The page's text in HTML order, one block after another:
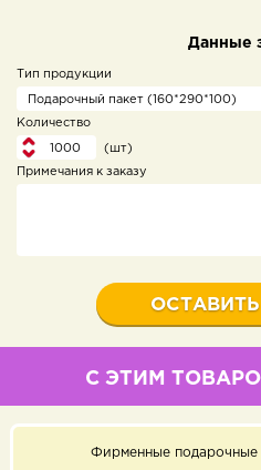
Данные
Тип продукции
Количество
(шт)
Примечания к заказу
С ЭТИМ
Фирменные подарочные